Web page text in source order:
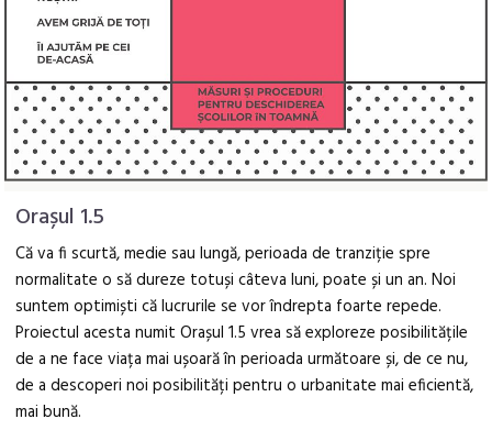
Orașul 1.5
Că va fi scurtă, medie sau lungă, perioada de tranziție spre
normalitate o să dureze totuși câteva luni, poate și un an. Noi
suntem optimiști că lucrurile se vor îndrepta foarte repede.
Proiectul acesta numit Orașul 1.5 vrea să exploreze posibilitățile
de a ne face viața mai ușoară în perioada următoare și, de ce nu,
de a descoperi noi posibilități pentru o urbanitate mai eficientă,
mai bună.